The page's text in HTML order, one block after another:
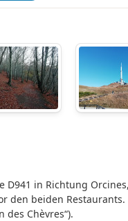
D941 in Richtung
den beiden Restaurants.
des Chèvres“).